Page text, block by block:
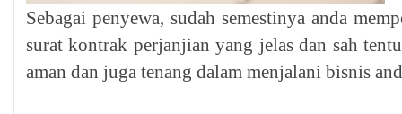
Sebagai penyewa, sudah semestinya anda
surat kontrak perjanjian yang jelas dan sah
aman dan juga tenang dalam menjalani bisnis